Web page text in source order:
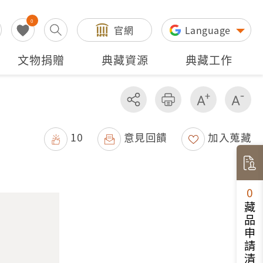
0
官網 Language
文物捐贈 典藏資源 典藏工作
分享 友善列印 增加字級
10 意見回饋 加入蒐藏
0
藏品申請清單